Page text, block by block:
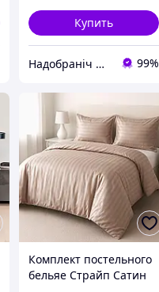
Купить
Надобраніч Домашній Текстиль 99%
Комплект постельного
бельяе Страйп Сатин